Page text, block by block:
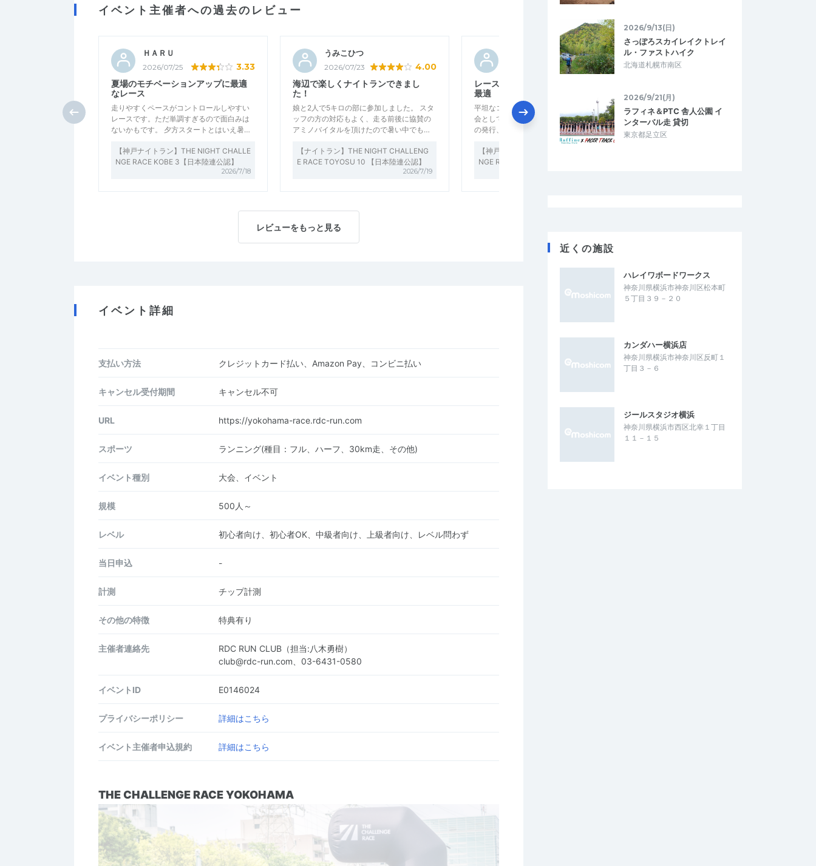
イベント主催者への過去のレビュー
ＨＡＲＵ
2026/07/25 3.33
夏場のモチベーションアップに最適
なレース
走りやすくペースがコントロールしやすい
レースです。ただ単調すぎるので面白みは
ないかもです。 夕方スタートとはいえ暑…
【神戸ナイトラン】THE NIGHT CHALLE
NGE RACE KOBE 3【日本陸連公認】
2026/7/18
うみこひつ
2026/07/23 4.00
海辺で楽しくナイトランできまし
た！
娘と2人で5キロの部に参加しました。 スタ
ッフの方の対応もよく、走る前後に協賛の
アミノバイタルを頂けたので暑い中でも…
【ナイトラン】THE NIGHT CHALLENG
E RACE TOYOSU 10 【日本陸連公認】
2026/7/19
3.33
レースペースを養う練習大会として
最適
平坦なコースでレースペースを養う練習大
会として最適である。特に、表彰や記録証
の発行、参加賞などもないので、練習会…
【神戸ナイトラン】THE NIGHT CHALLE
NGE RACE KOBE 3【日本陸連公認】
Kogo
この時期に少ない公認大会でした。 強風だ
ったので、早朝に開催して頂きたいです。
大会関係者、応援して下さった皆様あり…
レビューをもっと見る
イベント詳細
支払い方法 クレジットカード払い、Amazon Pay、コンビニ払い
キャンセル受付期間 キャンセル不可
URL https://yokohama-race.rdc-run.com
スポーツ ランニング(種目：フル、ハーフ、30km走、その他)
イベント種別 大会、イベント
規模 500人～
レベル 初心者向け、初心者OK、中級者向け、上級者向け、レベル問わず
当日申込 -
計測 チップ計測
その他の特徴 特典有り
主催者連絡先
RDC RUN CLUB（担当:八木勇樹）
club@rdc-run.com、03-6431-0580
イベントID E0146024
プライバシーポリシー 詳細はこちら
イベント主催者申込規約 詳細はこちら
THE CHALLENGE RACE YOKOHAMA
2026/9/13(日)
さっぽろスカイレイクトレイ
ル・ファストハイク
北海道札幌市南区
2026/9/21(月)
ラフィネ＆PTC 舎人公園 イ
ンターバル走 貸切
東京都足立区
近くの施設
ハレイワボードワークス
神奈川県横浜市神奈川区松本町
５丁目３９－２０
カンダハー横浜店
神奈川県横浜市神奈川区反町１
丁目３－６
ジールスタジオ横浜
神奈川県横浜市西区北幸１丁目
１１－１５